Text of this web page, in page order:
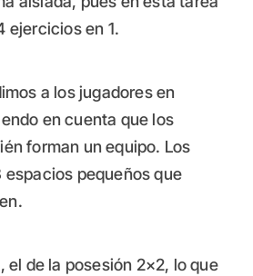
ejercicios en 1.
a los jugadores en
en cuenta que los
forman un equipo. Los
espacios pequeños que
el de la posesión 2×2, lo que